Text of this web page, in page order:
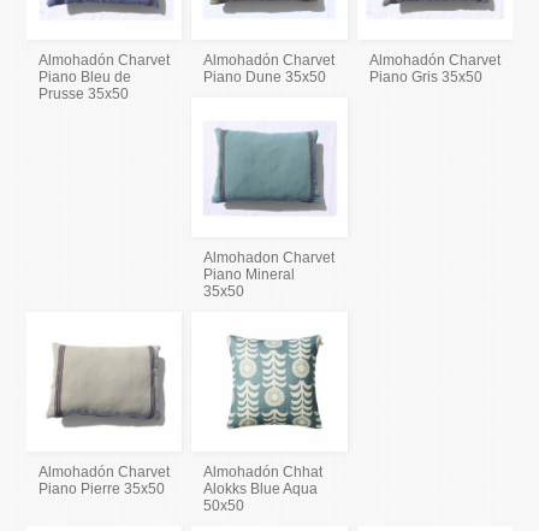
Almohadón Charvet
Piano Bleu de
Prusse 35x50
Almohadón Charvet
Piano Dune 35x50
Almohadón Charvet
Piano Gris 35x50
Almohadon Charvet
Piano Mineral
35x50
Almohadón Charvet
Piano Pierre 35x50
Almohadón Chhat
Alokks Blue Aqua
50x50